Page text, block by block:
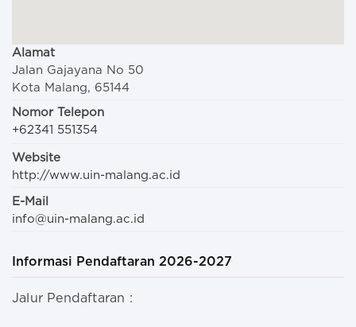
Alamat
Jalan Gajayana No 50
Kota Malang, 65144
Nomor Telepon
+62341 551354
Website
http://www.uin-malang.ac.id
E-Mail
info@uin-malang.ac.id
Informasi Pendaftaran 2026-2027
Jalur Pendaftaran :